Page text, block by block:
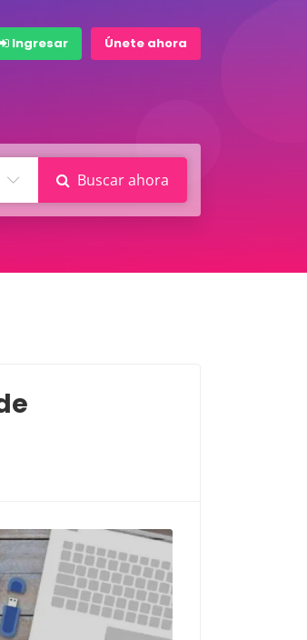
Ingresar Únete ahora
Buscar ahora